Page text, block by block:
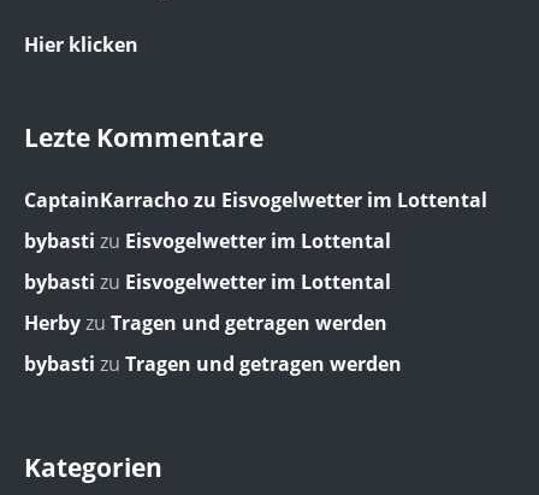
Hier klicken
Lezte Kommentare
CaptainKarrachozu Eisvogelwetter im Lottental
bybasti zu Eisvogelwetter im Lottental
bybasti zu Eisvogelwetter im Lottental
Herbyzu Tragen und getragen werden
bybasti zu Tragen und getragen werden
Kategorien